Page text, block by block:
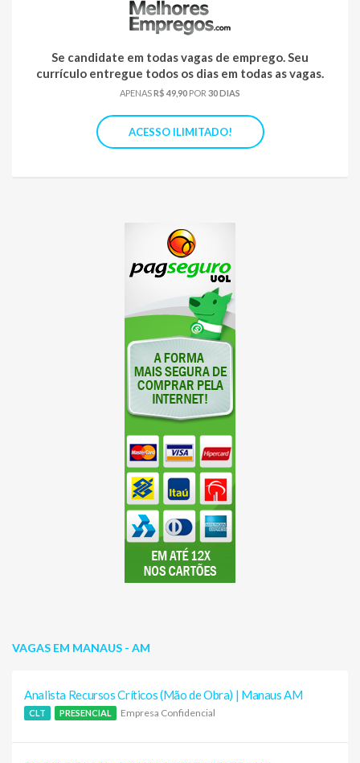
Se candidate em todas vagas de emprego. Seu
currículo entregue todos os dias em todas as vagas.
APENASR$ 49,90 POR 30 DIAS
ACESSO ILIMITADO!
VAGAS EM MANAUS - AM
Analista Recursos Críticos (Mão de Obra) | Manaus AM
CLT PRESENCIAL Empresa Confidencial